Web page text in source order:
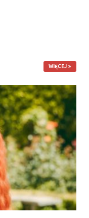
WIĘCEJ